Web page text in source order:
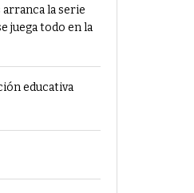
la serie
juega todo en la
educativa